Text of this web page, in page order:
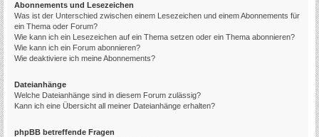
Abonnements und Lesezeichen
Was ist der Unterschied zwischen einem Lesezeichen und einem Abonnements für
ein Thema oder Forum?
Wie kann ich ein Lesezeichen auf ein Thema setzen oder ein Thema abonnieren?
Wie kann ich ein Forum abonnieren?
Wie deaktiviere ich meine Abonnements?
Dateianhänge
Welche Dateianhänge sind in diesem Forum zulässig?
Kann ich eine Übersicht all meiner Dateianhänge erhalten?
phpBB betreffende Fragen